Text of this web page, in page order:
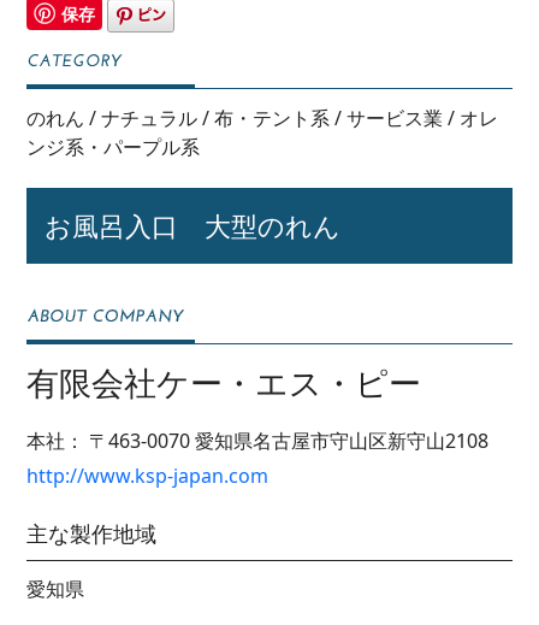
保存
のれん /ナチュラル/布・テント系/サービス業 / オレ
ンジ系・パープル系
お風呂入口 大型のれん
有限会社ケー・エス・ピー
本社： 〒463-0070愛知県名古屋市守山区新守山2108
http://www.ksp-japan.com
主な製作地域
愛知県